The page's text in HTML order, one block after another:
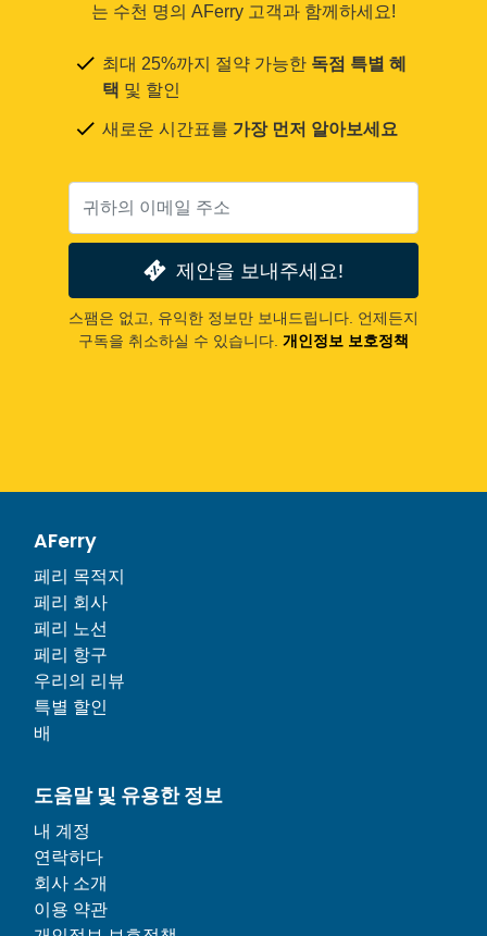
는 수천 명의 AFerry 고객과 함께하세요!
최대 25%까지 절약 가능한 독점 특별 혜
택 및 할인
새로운 시간표를 가장 먼저 알아보세요
제안을 보내주세요!
스팸은 없고, 유익한 정보만 보내드립니다. 언제든지
구독을 취소하실 수 있습니다. 개인정보 보호정책
AFerry
페리 목적지
페리 회사
페리 노선
페리 항구
우리의 리뷰
특별 할인
배
도움말 및 유용한 정보
내 계정
연락하다
회사 소개
이용 약관